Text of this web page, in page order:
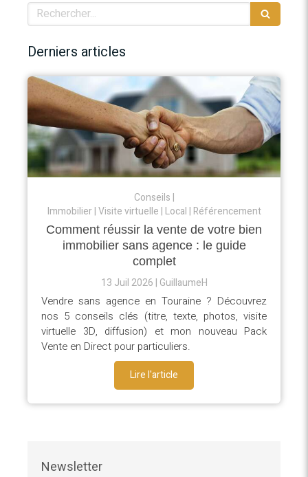
Rechercher
Derniers articles
Conseils
Immobilier Visite virtuelle Local Référencement
Comment réussir la vente de votre bien
immobilier sans agence : le guide
complet
13 Juil 2026 GuillaumeH
Vendre sans agence en Touraine ? Découvrez
nos 5 conseils clés (titre, texte, photos, visite
virtuelle 3D, diffusion) et mon nouveau Pack
Vente en Direct pour particuliers.
Lire l'article
Newsletter